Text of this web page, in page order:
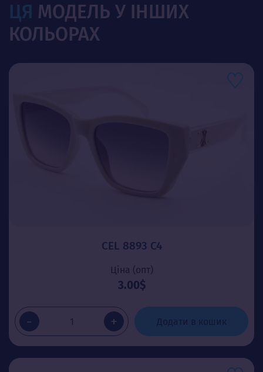
ЦЯ МОДЕЛЬ У ІНШИХ
КОЛЬОРАХ
CEL 8893 C4
Ціна (опт)
3.00$
- + Додати в кошик